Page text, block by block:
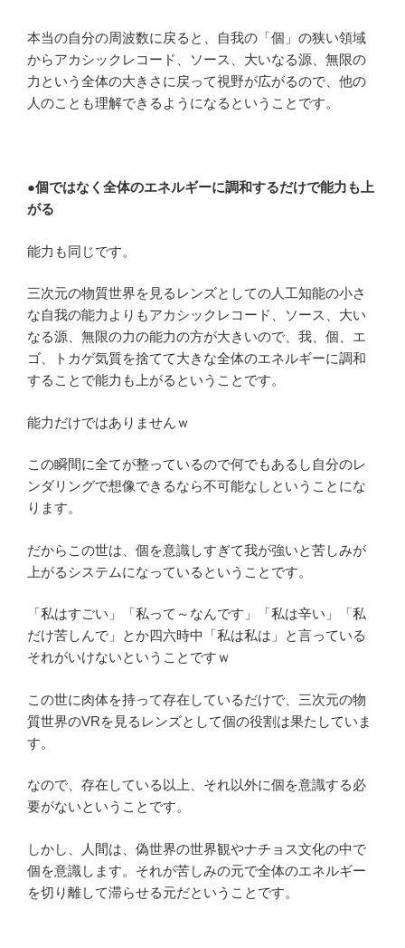
本当の自分の周波数に戻ると、自我の「個」の狭い領域
からアカシックレコード、ソース、大いなる源、無限の
力という全体の大きさに戻って視野が広がるので、他の
人のことも理解できるようになるということです。
●個ではなく全体のエネルギーに調和するだけで能力も上
がる
能力も同じです。
三次元の物質世界を見るレンズとしての人工知能の小さ
な自我の能力よりもアカシックレコード、ソース、大い
なる源、無限の力の能力の方が大きいので、我、個、エ
ゴ、トカゲ気質を捨てて大きな全体のエネルギーに調和
することで能力も上がるということです。
能力だけではありませんｗ
この瞬間に全てが整っているので何でもあるし自分のレ
ンダリングで想像できるなら不可能なしということにな
ります。
だからこの世は、個を意識しすぎて我が強いと苦しみが
上がるシステムになっているということです。
「私はすごい」「私って～なんです」「私は辛い」「私
だけ苦しんで」とか四六時中「私は私は」と言っている
それがいけないということですｗ
この世に肉体を持って存在しているだけで、三次元の物
質世界のVRを見るレンズとして個の役割は果たしていま
す。
なので、存在している以上、それ以外に個を意識する必
要がないということです。
しかし、人間は、偽世界の世界観やナチョス文化の中で
個を意識します。それが苦しみの元で全体のエネルギー
を切り離して滞らせる元だということです。